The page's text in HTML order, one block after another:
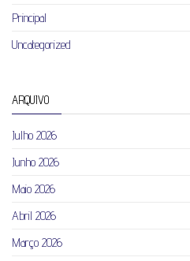
Principal
Uncategorized
ARQUIVO
Julho 2026
Junho 2026
Maio 2026
Abril 2026
Março 2026